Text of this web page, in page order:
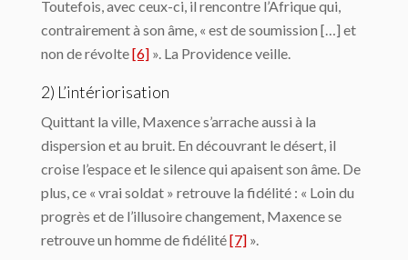
Toutefois, avec ceux-ci, il rencontre l’Afrique qui,
contrairement à son âme, « est de soumission […] et
non de révolte[6] ». La Providence veille.
2) L’intériorisation
Quittant la ville, Maxence s’arrache aussi à la
dispersion et au bruit. En découvrant le désert, il
croise l’espace et le silence qui apaisent son âme. De
plus, ce « vrai soldat » retrouve la fidélité : « Loin du
progrès et de l’illusoire changement, Maxence se
retrouve un homme de fidélité[7] ».